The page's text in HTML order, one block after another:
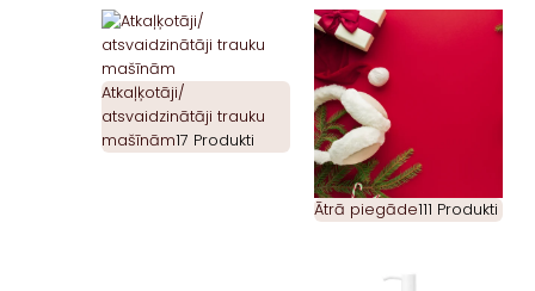
Atkaļķotāji/
atsvaidzinātāji trauku
mašīnām17 Produkti
Ātrā piegāde111 Produkti